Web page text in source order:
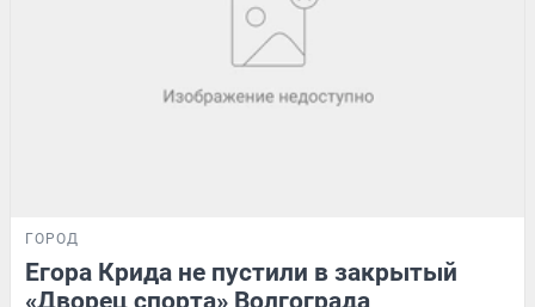
ГОРОД
Егора Крида не пустили в закрытый
«Дворец спорта» Волгограда